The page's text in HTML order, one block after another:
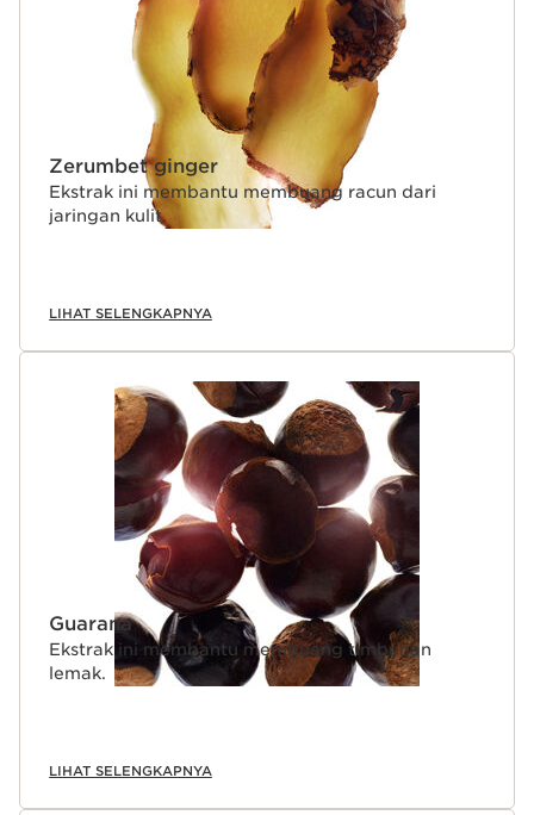
Zerumbet ginger
Ekstrak ini membantu membuang racun dari
jaringan kulit.
LIHAT SELENGKAPNYA
Guarana
Ekstrak ini membantu membuang timbunan
lemak.
LIHAT SELENGKAPNYA